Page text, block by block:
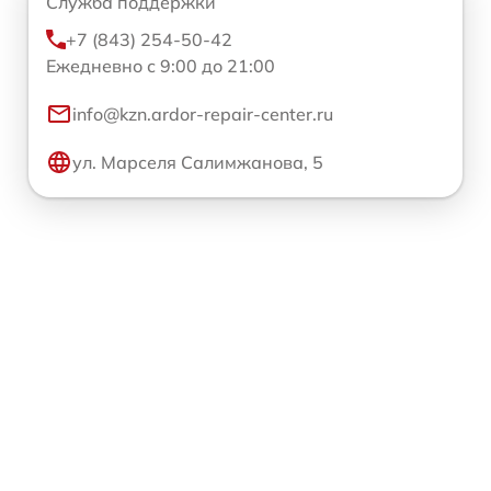
+7 (843) 254-50-42
Ежедневно с 9:00 до 21:00
info@kzn.ardor-repair-center.ru
ул. Марселя Салимжанова, 5